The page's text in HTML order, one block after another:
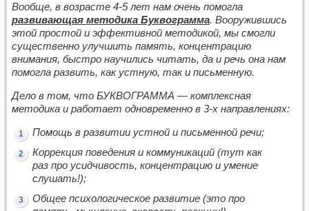
Вообще, в возрасте 4-5 лет нам очень помогла
развивающая методика Буквограмма. Вооружившись
этой простой и эффективной методикой, мы смогли
существенно улучшить память, концентрацию
внимания, быстро научились читать, да и речь она нам
помогла развить, как устную, так и письменную.
Дело в том, что БУКВОГРАММА — комплексная
методика и работает одновременно в 3-х направлениях:
Помощь в развитии устной и письменной речи;
Коррекция поведения и коммуникаций (тут как
раз про усидчивость, концентрацию и умение
слушать!);
Общее психологическое развитие (это про